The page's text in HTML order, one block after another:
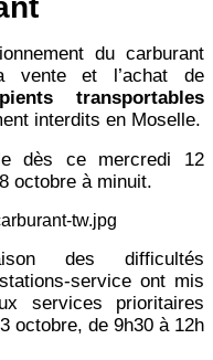
du carburant
vente et l’achat de
transportables
interdits en Moselle.
dès ce mercredi 12
octobre à minuit.
des difficultés
service ont mis
services prioritaires
octobre, de 9h30 à 12h